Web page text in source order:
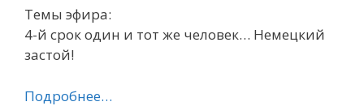
Темы эфира:
4-й срок один и тот же человек… Немецкий
застой!
Подробнее…